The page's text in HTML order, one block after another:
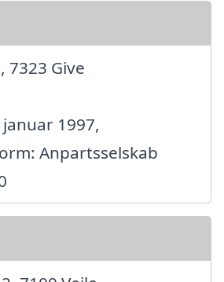
7323 Give
1997,
Anpartsselskab